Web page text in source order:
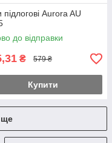
підлогові Aurora AU
до відправки
₴ 579 ₴
Купити
ще